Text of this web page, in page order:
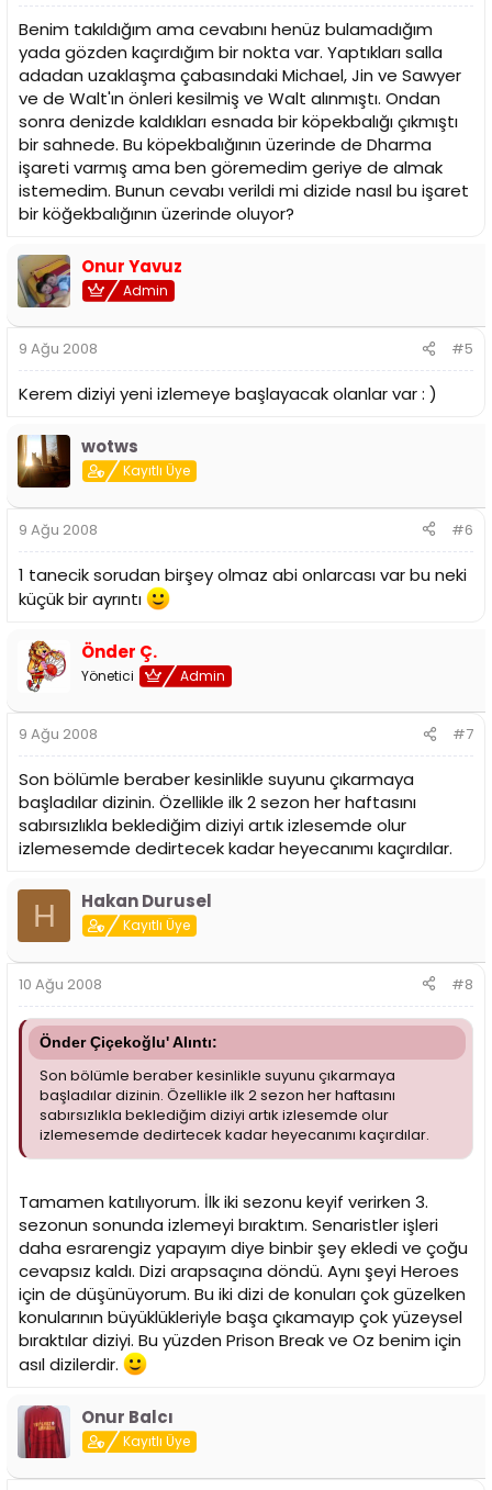
Rousseou, geçtiğimiz sezonda ölmüş olsa da
flashbacklarda karşımıza çıkıcak,
Charlotte ve Daniel Faraday daha aktif karakterler olarak
dizide yer alacaklar,
4. sezonda, Mr. Eco?nun John Locke?a ?You?re next?
(Sıradaki sensin) demesiyle Locke?un liderliği ve ölümü
arasındaki bağlantı ortaya çıkacak,
Karısı Sun?ın hamile olduğunu öğrenen Jin büyük ihtimalle
Herkesi şaşırtan bir şekilde hem Jack?ın hemde Claire?in
babası olduğunu öğrendiğimiz Christian Shephard çok
kavuşacak,
Benjamin ve Desmond 1. sezondan bu yana ilk defa aynı
sahnede yer alacaklar.
Son olarak, flashbackler ile flashforwardlar azalacak ve
bir yerde ?günümüz tarihi? diye birleşecek?
Benim takıldığım ama cevabını henüz bulamadığım
yada gözden kaçırdığım bir nokta var. Yaptıkları salla
adadan uzaklaşma çabasındaki Michael, Jin ve Sawyer
ve de Walt'ın önleri kesilmiş ve Walt alınmıştı. Ondan
sonra denizde kaldıkları esnada bir köpekbalığı çıkmıştı
bir sahnede. Bu köpekbalığının üzerinde de Dharma
işareti varmış ama ben göremedim geriye de almak
istemedim. Bunun cevabı verildi mi dizide nasıl bu işaret
bir köğekbalığının üzerinde oluyor?
Onur Yavuz
Admin
9 Ağu 2008 #5
Kerem diziyi yeni izlemeye başlayacak olanlar var : )
wotws
Kayıtlı Üye
9 Ağu 2008 #6
1 tanecik sorudan birşey olmaz abi onlarcası var bu neki
küçük bir ayrıntı
Önder Ç.
Yönetici Admin
9 Ağu 2008 #7
Son bölümle beraber kesinlikle suyunu çıkarmaya
başladılar dizinin. Özellikle ilk 2 sezon her haftasını
sabırsızlıkla beklediğim diziyi artık izlesemde olur
izlemesemde dedirtecek kadar heyecanımı kaçırdılar.
H Hakan Durusel
Kayıtlı Üye
10 Ağu 2008 #8
Önder Çiçekoğlu' Alıntı:
Son bölümle beraber kesinlikle suyunu çıkarmaya
başladılar dizinin. Özellikle ilk 2 sezon her haftasını
sabırsızlıkla beklediğim diziyi artık izlesemde olur
izlemesemde dedirtecek kadar heyecanımı kaçırdılar.
Tamamen katılıyorum. İlk iki sezonu keyif verirken 3.
sezonun sonunda izlemeyi bıraktım. Senaristler işleri
daha esrarengiz yapayım diye binbir şey ekledi ve çoğu
cevapsız kaldı. Dizi arapsaçına döndü. Aynı şeyi Heroes
için de düşünüyorum. Bu iki dizi de konuları çok güzelken
konularının büyüklükleriyle başa çıkamayıp çok yüzeysel
bıraktılar diziyi. Bu yüzden Prison Break ve Oz benim için
asıl dizilerdir.
Onur Balcı
Kayıtlı Üye